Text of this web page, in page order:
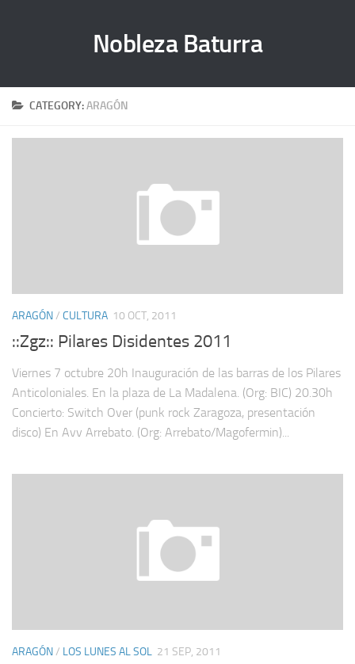
Nobleza Baturra
CATEGORY:ARAGÓN
ARAGÓN/ CULTURA 10 OCT, 2011
::Zgz:: Pilares Disidentes 2011
Viernes 7 octubre 20h Inauguración de las barras de los Pilares
Anticoloniales. En la plaza de La Madalena. (Org: BIC) 20.30h
Concierto: Switch Over (punk rock Zaragoza, presentación
disco) En Avv Arrebato. (Org: Arrebato/Magofermin)...
ARAGÓN/ LOS LUNES AL SOL 21 SEP, 2011